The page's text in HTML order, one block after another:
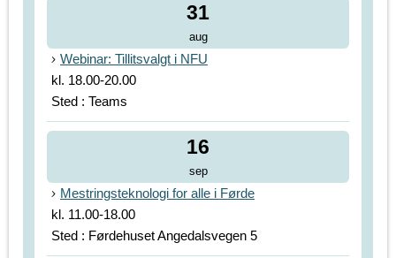
31
aug
Webinar: Tillitsvalgt i NFU
kl. 18.00-20.00
Sted : Teams
16
sep
Mestringsteknologi for alle i Førde
kl. 11.00-18.00
Sted : Førdehuset Angedalsvegen 5